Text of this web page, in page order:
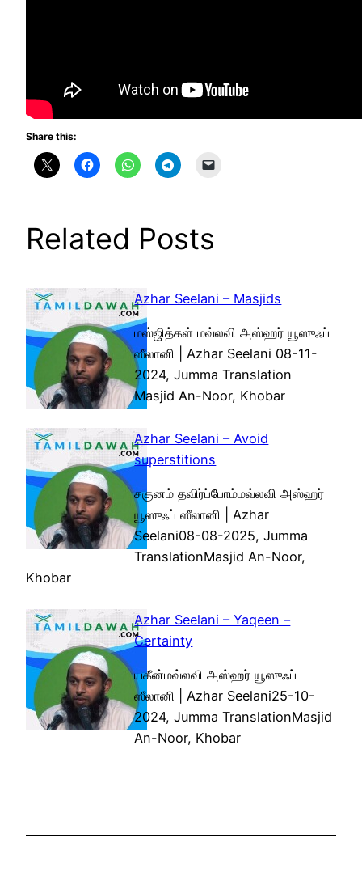
Share this:
Related Posts
Azhar Seelani – Masjids
மஸ்ஜித்கள் மவ்லவி அஸ்ஹர் யூஸுஃப்
ஸீலானி | Azhar Seelani 08-11-
2024, Jumma Translation
Masjid An-Noor, Khobar
Azhar Seelani – Avoid
superstitions
சகுனம் தவிர்ப்போம்மவ்லவி அஸ்ஹர்
யூஸுஃப் ஸீலானி | Azhar
Seelani08-08-2025, Jumma
TranslationMasjid An-Noor,
Khobar
Azhar Seelani – Yaqeen –
Certainty
யகீன்மவ்லவி அஸ்ஹர் யூஸுஃப்
ஸீலானி | Azhar Seelani25-10-
2024, Jumma TranslationMasjid
An-Noor, Khobar